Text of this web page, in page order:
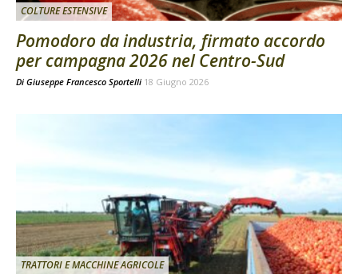
COLTURE ESTENSIVE
Pomodoro da industria, firmato accordo
per campagna 2026 nel Centro-Sud
Di Giuseppe Francesco Sportelli 18 Giugno 2026
TRATTORI E MACCHINE AGRICOLE